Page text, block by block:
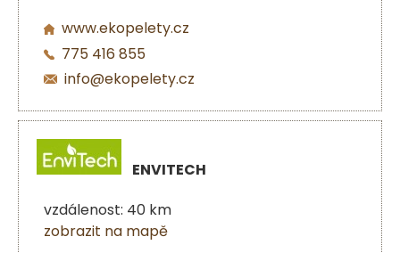
www.ekopelety.cz
775 416 855
info@ekopelety.cz
ENVITECH
vzdálenost: 40 km
zobrazit na mapě